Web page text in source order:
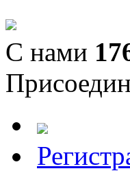
С нами